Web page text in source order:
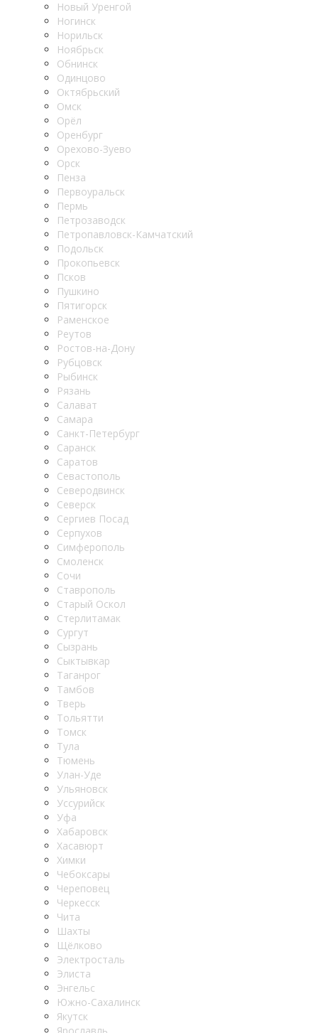
Новый Уренгой
Ногинск
Норильск
Ноябрьск
Обнинск
Одинцово
Октябрьский
Омск
Орёл
Оренбург
Орехово-Зуево
Орск
Пенза
Первоуральск
Пермь
Петрозаводск
Петропавловск-Камчатский
Подольск
Прокопьевск
Псков
Пушкино
Пятигорск
Раменское
Реутов
Ростов-на-Дону
Рубцовск
Рыбинск
Рязань
Салават
Самара
Санкт-Петербург
Саранск
Саратов
Севастополь
Северодвинск
Северск
Сергиев Посад
Серпухов
Симферополь
Смоленск
Сочи
Ставрополь
Старый Оскол
Стерлитамак
Сургут
Сызрань
Сыктывкар
Таганрог
Тамбов
Тверь
Тольятти
Томск
Тула
Тюмень
Улан-Уде
Ульяновск
Уссурийск
Уфа
Хабаровск
Хасавюрт
Химки
Чебоксары
Череповец
Черкесск
Чита
Шахты
Щёлково
Электросталь
Элиста
Энгельс
Южно-Сахалинск
Якутск
Ярославль